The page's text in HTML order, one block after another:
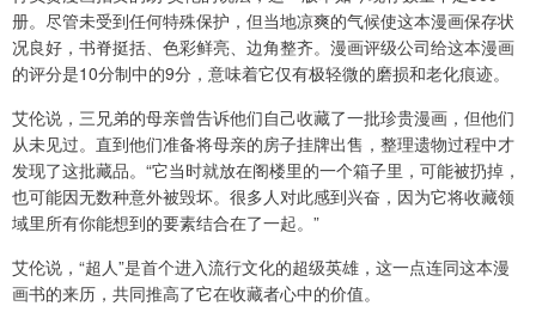
册。尽管未受到任何特殊保护，但当地凉爽的气候使这本漫画保存状
况良好，书脊挺括、色彩鲜亮、边角整齐。漫画评级公司给这本漫画
的评分是10分制中的9分，意味着它仅有极轻微的磨损和老化痕迹。
艾伦说，三兄弟的母亲曾告诉他们自己收藏了一批珍贵漫画，但他们
从未见过。直到他们准备将母亲的房子挂牌出售，整理遗物过程中才
发现了这批藏品。“它当时就放在阁楼里的一个箱子里，可能被扔掉，
也可能因无数种意外被毁坏。很多人对此感到兴奋，因为它将收藏领
域里所有你能想到的要素结合在了一起。”
艾伦说，“超人”是首个进入流行文化的超级英雄，这一点连同这本漫
画书的来历，共同推高了它在收藏者心中的价值。